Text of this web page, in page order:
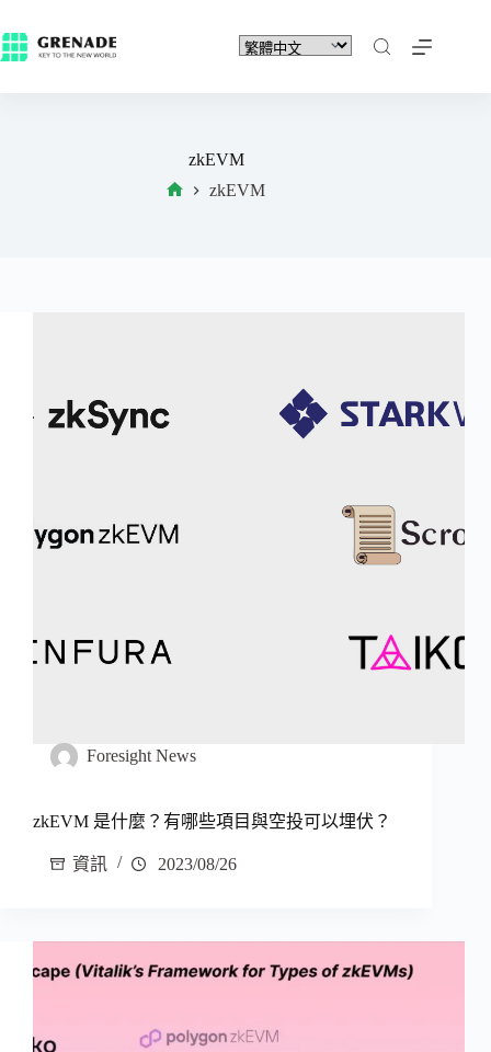
zkEVM
zkEVM
Foresight News
zkEVM 是什麼？有哪些項目與空投可以埋伏？
資訊 2023/08/26